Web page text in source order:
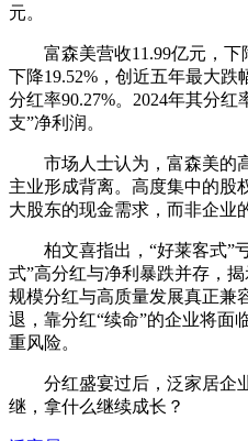
元。
富森美营收11.99亿元，下降
下降19.52%，创近五年最大跌
分红率90.27%。2024年其分红
支”净利润。
市场人士认为，富森美的
主业形成背离。高度集中的股
大股东的现金需求，而非企业
柏文喜指出，“好莱客式”亏
式”高分红与净利暴跌并存，
规模分红与高质量发展真正兼
退，靠分红“续命”的企业将面
重风险。
分红盛宴过后，泛家居企业
继，拿什么继续成长？